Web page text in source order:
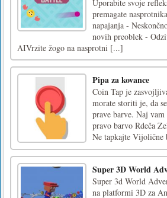
Uporabite svoje
premagate
napajanja -
novih preoblek -
AIVrzite žogo na nasprotni [...]
Pipa za kovance
Coin Tap je
morate storiti je, da
prave barve. Naj vam
pravo barvo Rdeča
Ne tapkajte Vijolične
Super 3D World
Super 3d World
na platformi 3D za